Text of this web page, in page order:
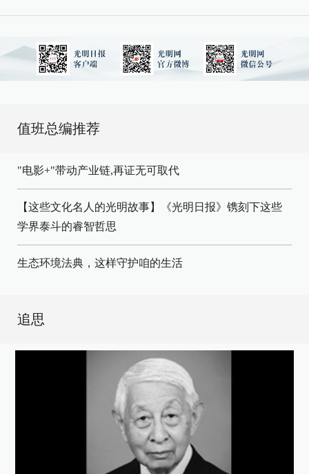
值班总编推荐
"电影+"带动产业链,再证无可取代
【这些文化名人的光明故事】《光明日报》镌刻下这些
学界泰斗的睿智哲思
生态环境法典，这样守护咱的生活
追思